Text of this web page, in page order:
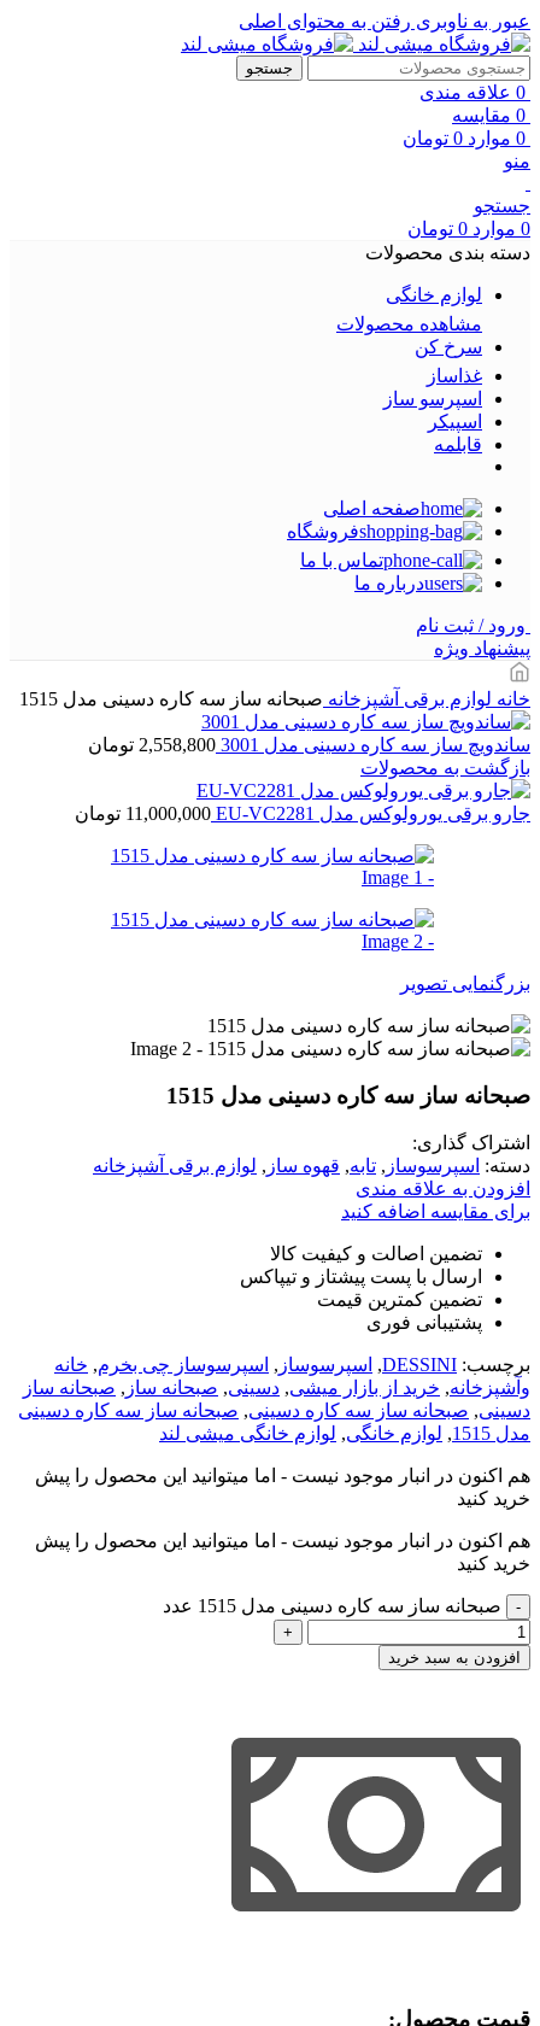
عبور به ناوبری رفتن به محتوای اصلی
جستجو
0 علاقه مندی
0 مقایسه
0 موارد 0 تومان
منو
جستجو
0 موارد 0 تومان
دسته بندی محصولات
لوازم خانگی
مشاهده محصولات
سرخ کن
غذاساز
اسپرسو ساز
اسپیکر
قابلمه
صفحه اصلی
فروشگاه
تماس با ما
درباره ما
ورود / ثبت نام
پیشنهاد ویژه
خانه لوازم برقی آشپزخانه صبحانه ساز سه کاره دسینی مدل 1515
ساندویچ ساز سه کاره دسینی مدل 3001 2,558,800 تومان
بازگشت به محصولات
جارو برقی يورولوكس مدل EU-VC2281 11,000,000 تومان
بزرگنمایی تصویر
صبحانه ساز سه کاره دسینی مدل 1515
اشتراک گذاری:
دسته: اسپرسوساز , تابه, قهوه ساز , لوازم برقی آشپزخانه
افزودن به علاقه مندی
برای مقایسه اضافه کنید
تضمین اصالت و کیفیت کالا
ارسال با پست پیشتاز و تیپاکس
تضمین کمترین قیمت
پشتیبانی فوری
برچسب: DESSINI
, اسپرسوساز , اسپرسوساز چی بخرم, خانه
وآشپزخانه, خرید از بازار میشی, دسینی, صبحانه ساز , صبحانه ساز
دسینی, صبحانه ساز سه کاره دسینی, صبحانه ساز سه کاره دسینی
مدل 1515
, لوازم خانگی, لوازم خانگی میشی لند
هم اکنون در انبار موجود نیست - اما میتوانید این محصول را پیش
خرید کنید
هم اکنون در انبار موجود نیست - اما میتوانید این محصول را پیش
خرید کنید
صبحانه ساز سه کاره دسینی مدل 1515 عدد
افزودن به سبد خرید
قیمت محصول:​